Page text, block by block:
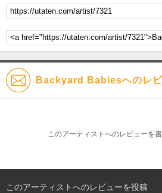
Backyard Babiesへのレ
このアーティストへのレビューを
このアーティストへのレビューを投稿